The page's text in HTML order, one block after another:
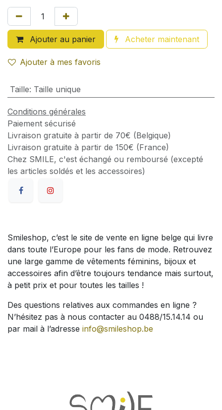
Ajouter au panier Acheter maintenant
Ajouter à mes favoris
Taille: Taille unique
Conditions générales
Paiement sécurisé
Livraison gratuite à partir de 70€ (Belgique)
Livraison gratuite à partir de 150€ (France)
Chez SMILE, c'est échangé ou remboursé (excepté
les articles soldés et les accessoires)
Smileshop, c’est le site de vente en ligne belge qui livre
dans toute l’Europe pour les fans de mode. Retrouvez
une large gamme de vêtements féminins, bijoux et
accessoires afin d’être toujours tendance mais surtout,
à petit prix et pour toutes les tailles !
Des questions relatives aux commandes en ligne ?
N’hésitez pas à nous contacter au 0488/15.14.14 ou
par mail à l’adresse info@smileshop.be